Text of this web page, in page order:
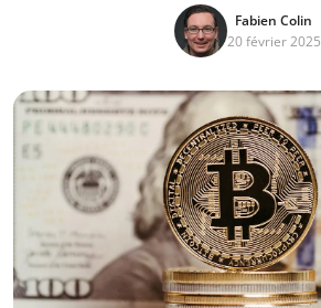
Fabien Colin
20 février 2025